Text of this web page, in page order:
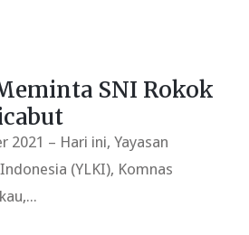
SNI Rokok
2021 – Hari ini, Yayasan
(YLKI), Komnas